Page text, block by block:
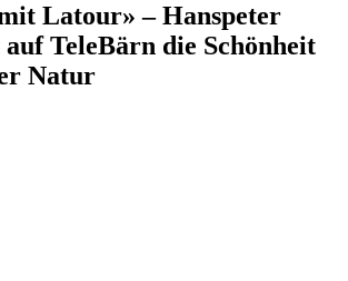
Latour» – Hanspeter
TeleBärn die Schönheit
Natur